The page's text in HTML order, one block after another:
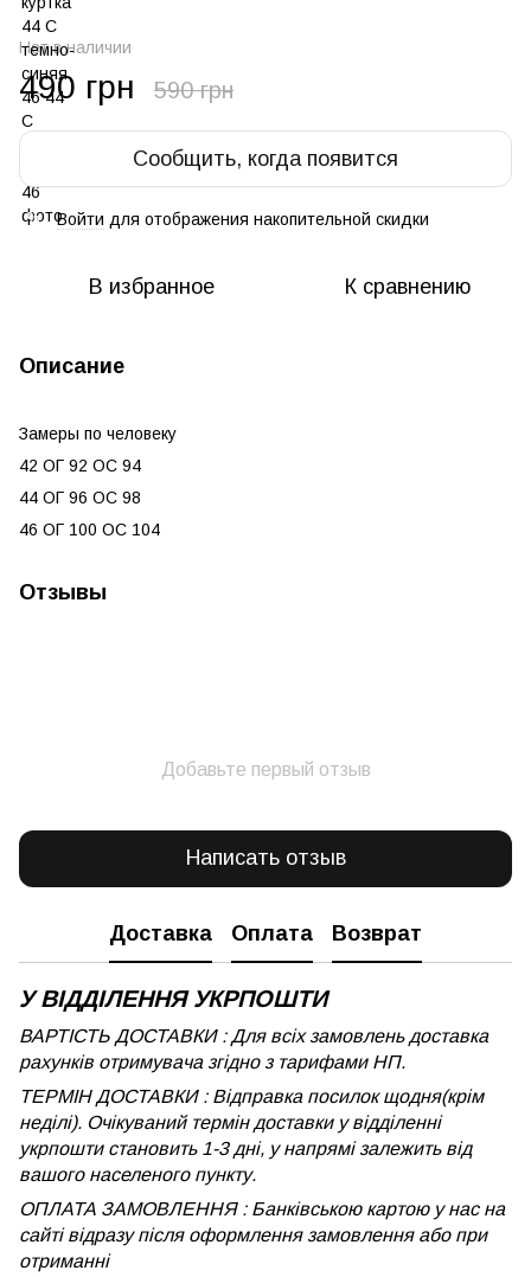
Нет в наличии
490 грн 590 грн
Сообщить, когда появится
% Войти для отображения накопительной скидки
В избранное К сравнению
Описание
Замеры по человеку
42 ОГ 92 ОС 94
44 ОГ 96 ОС 98
46 ОГ 100 ОС 104
Отзывы
Добавьте первый отзыв
Написать отзыв
Доставка Оплата Возврат
У ВІДДІЛЕННЯ УКРПОШТИ
ВАРТІСТЬ ДОСТАВКИ : Для всіх замовлень доставка
рахунків отримувача згідно з тарифами НП.
ТЕРМІН ДОСТАВКИ : Відправка посилок щодня(крім
неділі). Очікуваний термін доставки у відділенні
укрпошти становить 1-3 дні, у напрямі залежить від
вашого населеного пункту.
ОПЛАТА ЗАМОВЛЕННЯ : Банківською картою у нас на
сайті відразу після оформлення замовлення або при
отриманні